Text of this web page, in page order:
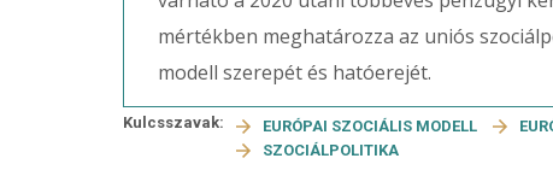
mértékben meghatározza az uniós
modell szerepét és hatóerejét.
Kulcsszavak: EURÓPAI SZOCIÁLIS MODELL
SZOCIÁLPOLITIKA